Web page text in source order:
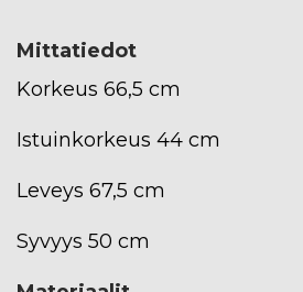
Mittatiedot
Korkeus 66,5 cm
Istuinkorkeus 44 cm
Leveys 67,5 cm
Syvyys 50 cm